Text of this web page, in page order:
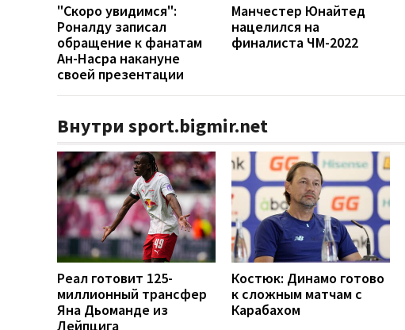
"Скоро увидимся":
Роналду записал
обращение к фанатам
Ан-Насра накануне
своей презентации
Манчестер Юнайтед
нацелился на
финалиста ЧМ-2022
Внутри sport.bigmir.net
Реал готовит 125-
миллионный трансфер
Яна Дьоманде из
Лейпцига
Костюк: Динамо готово
к сложным матчам с
Карабахом